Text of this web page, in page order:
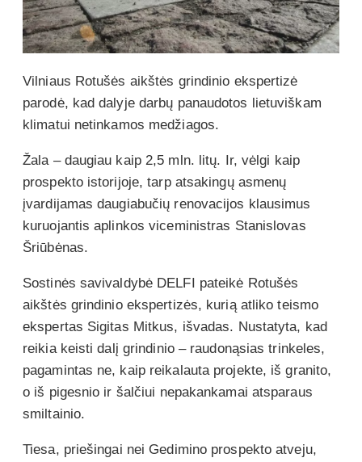
Vilniaus Rotušės aikštės grindinio ekspertizė
parodė, kad dalyje darbų panaudotos lietuviškam
klimatui netinkamos medžiagos.
Žala – daugiau kaip 2,5 mln. litų. Ir, vėlgi kaip
prospekto istorijoje, tarp atsakingų asmenų
įvardijamas daugiabučių renovacijos klausimus
kuruojantis aplinkos viceministras Stanislovas
Šriūbėnas.
Sostinės savivaldybė DELFI pateikė Rotušės
aikštės grindinio ekspertizės, kurią atliko teismo
ekspertas Sigitas Mitkus, išvadas. Nustatyta, kad
reikia keisti dalį grindinio – raudonąsias trinkeles,
pagamintas ne, kaip reikalauta projekte, iš granito,
o iš pigesnio ir šalčiui nepakankamai atsparaus
smiltainio.
Tiesa, priešingai nei Gedimino prospekto atveju,